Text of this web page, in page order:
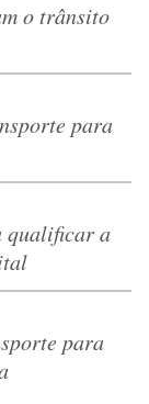
o trânsito
para
qualificar a
para